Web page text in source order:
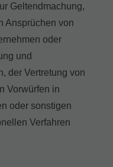
Geltendmachung,
Ansprüchen von
oder
und
der Vertretung von
Vorwürfen in
oder sonstigen
Verfahren